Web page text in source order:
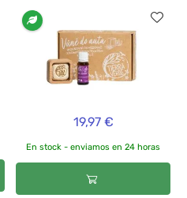
19,97 €
En stock - enviamos en 24 horas